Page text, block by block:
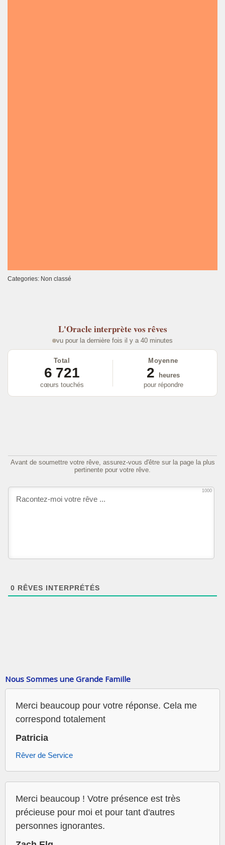
Categories: Non classé
L'Oracle interprète vos rêves
vu pour la dernière fois il y a 40 minutes
Total
6 721
cœurs touchés
Moyenne
2
heures
pour répondre
Avant de soumettre votre rêve, assurez-vous d'être sur la page la plus
pertinente pour votre rêve.
1000
0 RÊVES INTERPRÉTÉS
Nous Sommes une Grande Famille
Merci beaucoup pour votre réponse. Cela me
correspond totalement
Patricia
Rêver de Service
Merci beaucoup ! Votre présence est très
précieuse pour moi et pour tant d'autres
personnes ignorantes.